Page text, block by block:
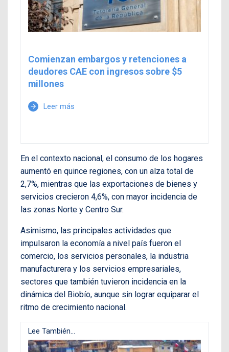
Comienzan embargos y retenciones a
deudores CAE con ingresos sobre $5
millones
arrow_forward Leer más
En el contexto nacional, el consumo de los hogares
aumentó en quince regiones, con un alza total de
2,7%, mientras que las exportaciones de bienes y
servicios crecieron 4,6%, con mayor incidencia de
las zonas Norte y Centro Sur.
Asimismo, las principales actividades que
impulsaron la economía a nivel país fueron el
comercio, los servicios personales, la industria
manufacturera y los servicios empresariales,
sectores que también tuvieron incidencia en la
dinámica del Biobío, aunque sin lograr equiparar el
ritmo de crecimiento nacional.
Lee También...